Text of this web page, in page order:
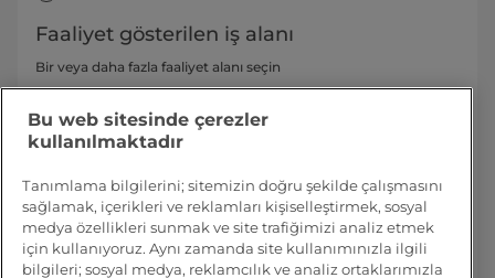
Faaliyet gösterilen iş alanı
Bir veya daha fazla faaliyet alanı seçin
Paketleme
İşleme
Servisler
Sonraki
Bu web sitesinde çerezler
kullanılmaktadır
Tanımlama bilgilerini; sitemizin doğru şekilde çalışmasını
sağlamak, içerikleri ve reklamları kişiselleştirmek, sosyal
medya özellikleri sunmak ve site trafiğimizi analiz etmek
için kullanıyoruz. Aynı zamanda site kullanımınızla ilgili
bilgileri; sosyal medya, reklamcılık ve analiz ortaklarımızla